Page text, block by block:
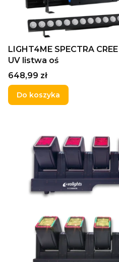
LIGHT4ME SPECTRA
UV listwa oś
Cena
648,99 zł
Do koszyka